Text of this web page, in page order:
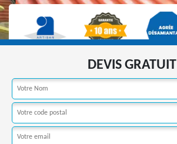
DEVIS GRATUIT